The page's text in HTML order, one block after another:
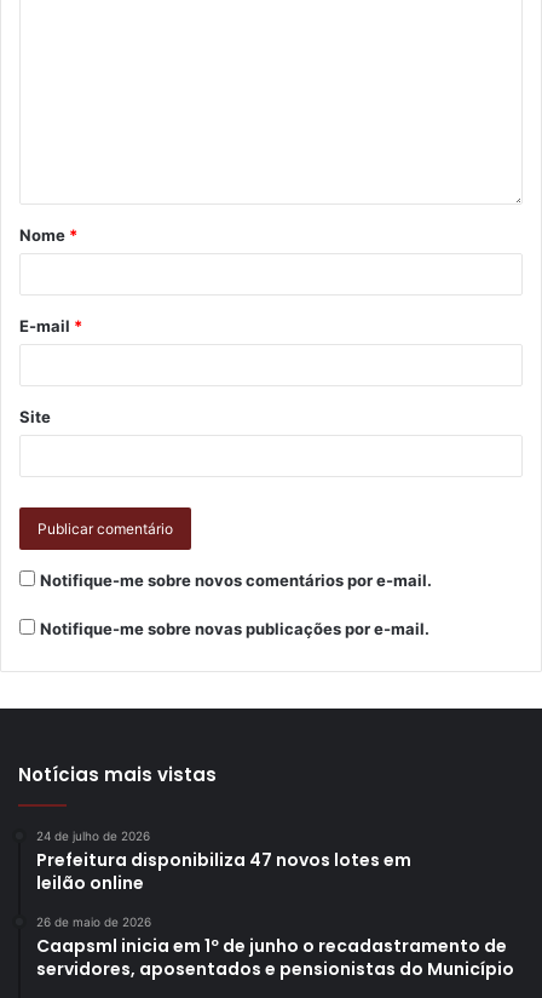
sobre o Código Ambiental.
Segundo a gerente de Pesquisa e Plano Diretor do IPPUL,
avaliação do PDML foi grandemente marcado pelo
processo de revisão das Leis Específicas. “O IPPUL, em
consonância com o GTPA, trabalhou no sentido de
estruturar o processo de monitoramento do PDML,
conteúdo preparatório para a realização da 1ª Conferência
de Avaliação do Plano Diretor Municipal de Londrina para
Nome *
E-mail *
Site
Notifique-me sobre novos comentários por e-mail.
Notifique-me sobre novas publicações por e-mail.
Notícias mais vistas
24 de julho de 2026
Prefeitura disponibiliza 47 novos lotes em
leilão online
26 de maio de 2026
Caapsml inicia em 1º de junho o recadastramento de
servidores, aposentados e pensionistas do Município